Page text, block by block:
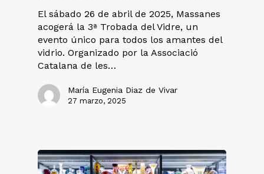
El sábado 26 de abril de 2025, Massanes
acogerá la 3ª Trobada del Vidre, un
evento único para todos los amantes del
vidrio. Organizado por la Associació
Catalana de les…
María Eugenia Diaz de Vivar
27 marzo, 2025